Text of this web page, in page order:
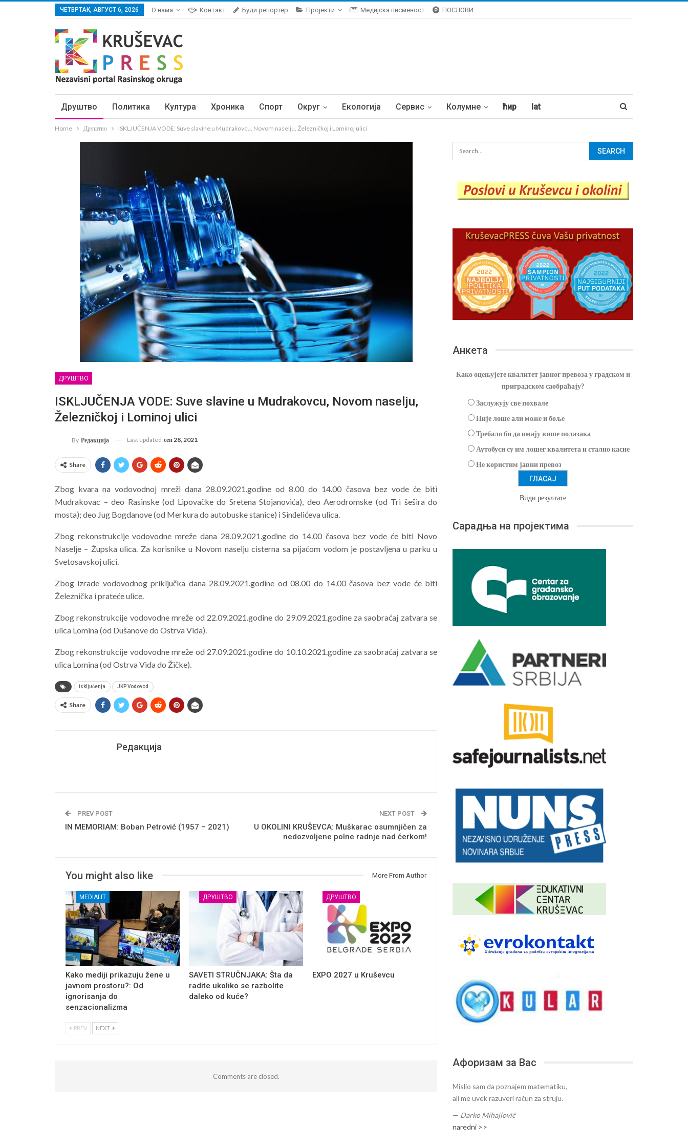
ЧЕТВРТАК, АВГУСТ 6, 2026 О нама Контакт Буди репортер Пројекти Медијска писменост ПОСЛОВИ
Друштво Политика Култура Хроника Спорт Округ Екологија Сервис Колумне ћир lat
Home Друштво ISKLJUČENJA VODE: Suve slavine u Mudrakovcu, Novom naselju, Železničkoj i Lominoj ulici
ДРУШТВО
ISKLJUČENJA VODE: Suve slavine u Mudrakovcu, Novom naselju,
Železničkoj i Lominoj ulici
By Редакција Last updated сеп 28, 2021
Share
Zbog kvara na vodovodnoj mreži dana 28.09.2021.godine od 8.00 do 14.00 časova bez vode će biti
Mudrakovac – deo Rasinske (od Lipovačke do Sretena Stojanovića), deo Aerodromske (od Tri šešira do
mosta); deo Jug Bogdanove (od Merkura do autobuske stanice) i Sinđelićeva ulica.
Zbog rekonstrukcije vodovodne mreže dana 28.09.2021.godine do 14.00 časova bez vode će biti Novo
Naselje – Župska ulica. Za korisnike u Novom naselju cisterna sa pijaćom vodom je postavljena u parku u
Svetosavskojulici.
Zbog izrade vodovodnog priključka dana 28.09.2021.godine od 08.00 do 14.00 časova bez vode će biti
Železnička i prateće ulice.
Zbog rekonstrukcije vodovodne mreže od 22.09.2021.godine do 29.09.2021.godine za saobraćaj zatvara se
ulica Lomina (od Dušanove do Ostrva Vida).
Zbog rekonstrukcije vodovodne mreže od 27.09.2021.godine do 10.10.2021.godine za saobraćaj zatvara se
ulica Lomina (od Ostrva Vidado Žičke).
isključenja JKP Vodovod
Share
Редакција
PREV POST
IN MEMORIAM: Boban Petrović (1957 – 2021)
NEXT POST
U OKOLINI KRUŠEVCA: Muškarac osumnjičen za
nedozvoljene polne radnje nad ćerkom!
You might also like More From Author
MEDIALIT
Kako mediji prikazuju žene u
javnom prostoru?: Od
ignorisanja do
senzacionalizma
ДРУШТВО
SAVETI STRUČNJAKA: Šta da
radite ukoliko se razbolite
daleko od kuće?
ДРУШТВО
EXPO 2027 u Kruševcu
PREV NEXT
Comments are closed.
Анкета
Како оцењујете квалитет јавног превоза у градском и
приградском саобраћају?
Заслужују све похвале
Није лоше али може и боље
Требало би да имају више полазака
Аутобуси су им лошег квалитета и стално касне
Не користим јавни превоз
Види резултате
Сарадња на пројектима
Афоризам за Вас
Mislio sam da poznajem matematiku,
ali me uvek razuveri račun za struju.
— Darko Mihajlović
naredni >>